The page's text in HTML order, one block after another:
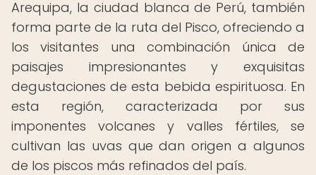
Arequipa, la ciudad blanca de Perú, también
forma parte de la ruta del Pisco, ofreciendo a
los visitantes una combinación única de
paisajes impresionantes y exquisitas
degustaciones de esta bebida espirituosa. En
esta región, caracterizada por sus
imponentes volcanes y valles fértiles, se
cultivan las uvas que dan origen a algunos
de los piscos más refinados del país.